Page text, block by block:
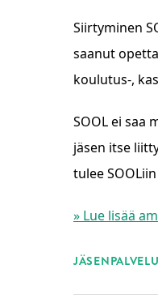
Siirtyminen
saanut
koulutus-,
SOOL ei saa
jäsen itse
tulee
» Lue lisää